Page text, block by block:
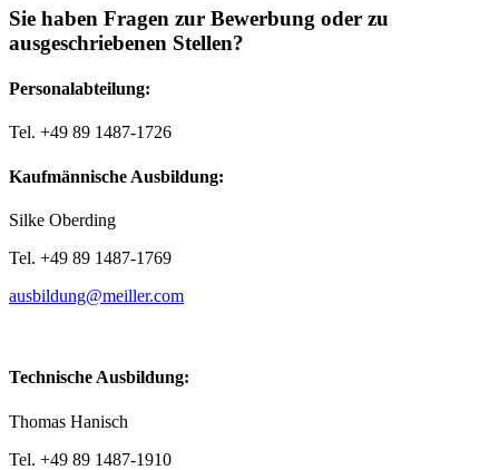
Sie haben Fragen zur Bewerbung oder zu
ausgeschriebenen Stellen?
Personalabteilung:
Tel. +49 89 1487-1726
Kaufmännische Ausbildung:
Silke Oberding
Tel. +49 89 1487-1769
ausbildung@meiller.com
Technische Ausbildung:
Thomas Hanisch
Tel. +49 89 1487-1910